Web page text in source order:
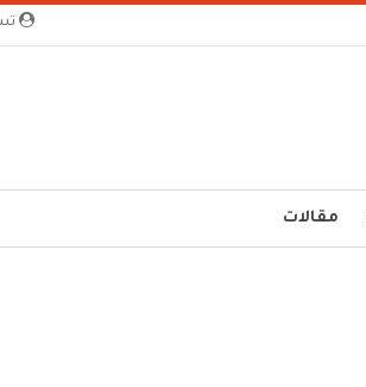
مقالات